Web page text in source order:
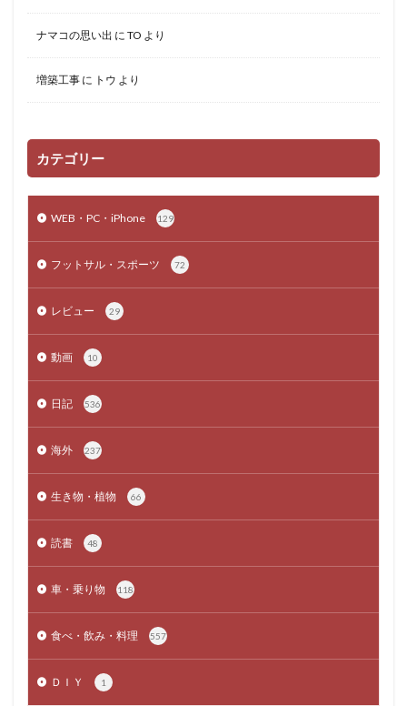
ナマコの思い出 に TO より
増築工事 に トウ より
カテゴリー
WEB・PC・iPhone 129
フットサル・スポーツ 72
レビュー 29
動画 10
日記 536
海外 237
生き物・植物 66
読書 48
車・乗り物 118
食べ・飲み・料理 557
ＤＩＹ 1